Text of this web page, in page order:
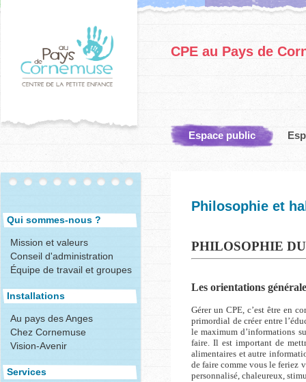
CPE au Pays de
Espace public
Qui sommes-nous ?
Mission et valeurs
Conseil d'administration
Équipe de travail et groupes
Installations
Au pays des Anges
Chez Cornemuse
Vision-Avenir
Services
Philosophie et
PHILOSOPHIE
Les orientations
Gérer un CPE, c’est être en
primordial de créer entre
le maximum d’informations
faire. Il est important de
alimentaires et autre
de faire comme vous le feriez
personnalisé, chaleureux,